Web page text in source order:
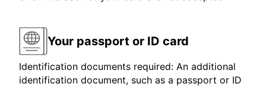
Your passport or ID card
Identification documents required: An additional
identification document, such as a passport or ID